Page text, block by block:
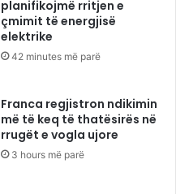
planifikojmë rritjen e
çmimit të energjisë
elektrike
42 minutes më parë
Franca regjistron ndikimin
më të keq të thatësirës në
rrugët e vogla ujore
3 hours më parë